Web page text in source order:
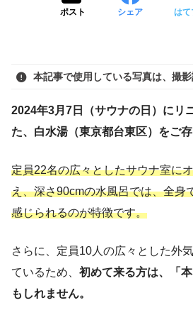
ポスト シェア はて
本記事で使用している写真は、撮影
2024年3月7日（サウナの日）にリ
た、白水湯（東京都台東区）をご存
定員22名の広々としたサウナ室に
え、深さ90cmの水風呂では、全身
感じられるのが特徴です。
さらに、定員10人の広々とした外
ているため、 初めて来る方は、「
もしれません。